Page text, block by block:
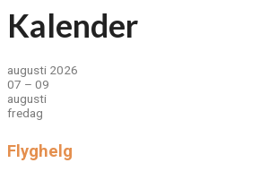
Kalender
augusti 2026
07 – 09
augusti
fredag
Flyghelg